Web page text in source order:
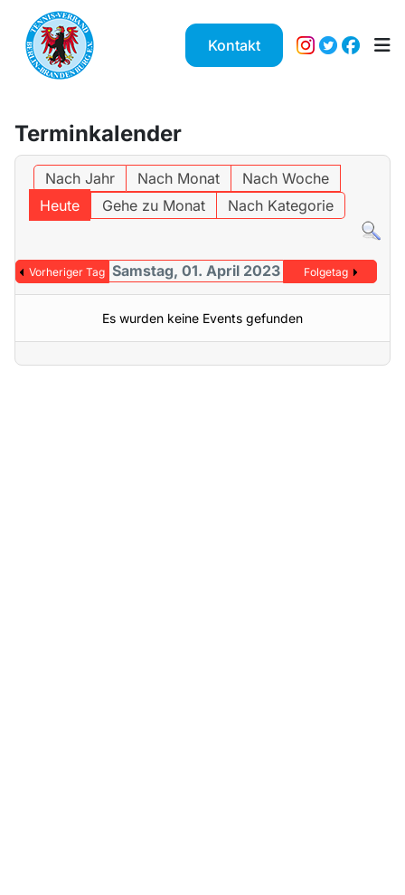
Kontakt
Terminkalender
Nach Jahr Nach Monat
Nach Woche
Heute
Gehe zu Monat Nach Kategorie
Vorheriger Tag Samstag, 01. April 2023 Folgetag
Es wurden keine Events gefunden